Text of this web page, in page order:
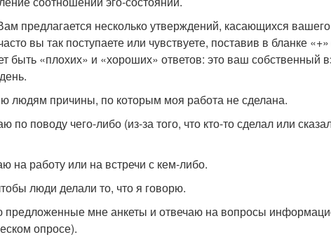
предлагается несколько утверждений, касающихся
вы так поступаете или чувствуете, поставив в бланке
быть «плохих» и «хороших» ответов: это ваш собственный
людям причины, по которым моя работа не сделана.
по поводу чего-либо (из-за того, что кто-то сделал или
на работу или на встречи с кем-либо.
люди делали то, что я говорю.
предложенные мне анкеты и отвечаю на вопросы
опросе).